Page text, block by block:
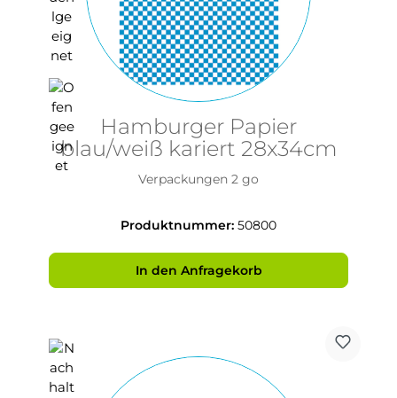
Hamburger Papier
blau/weiß kariert 28x34cm
Verpackungen 2 go
Produktnummer: 50800
In den Anfragekorb